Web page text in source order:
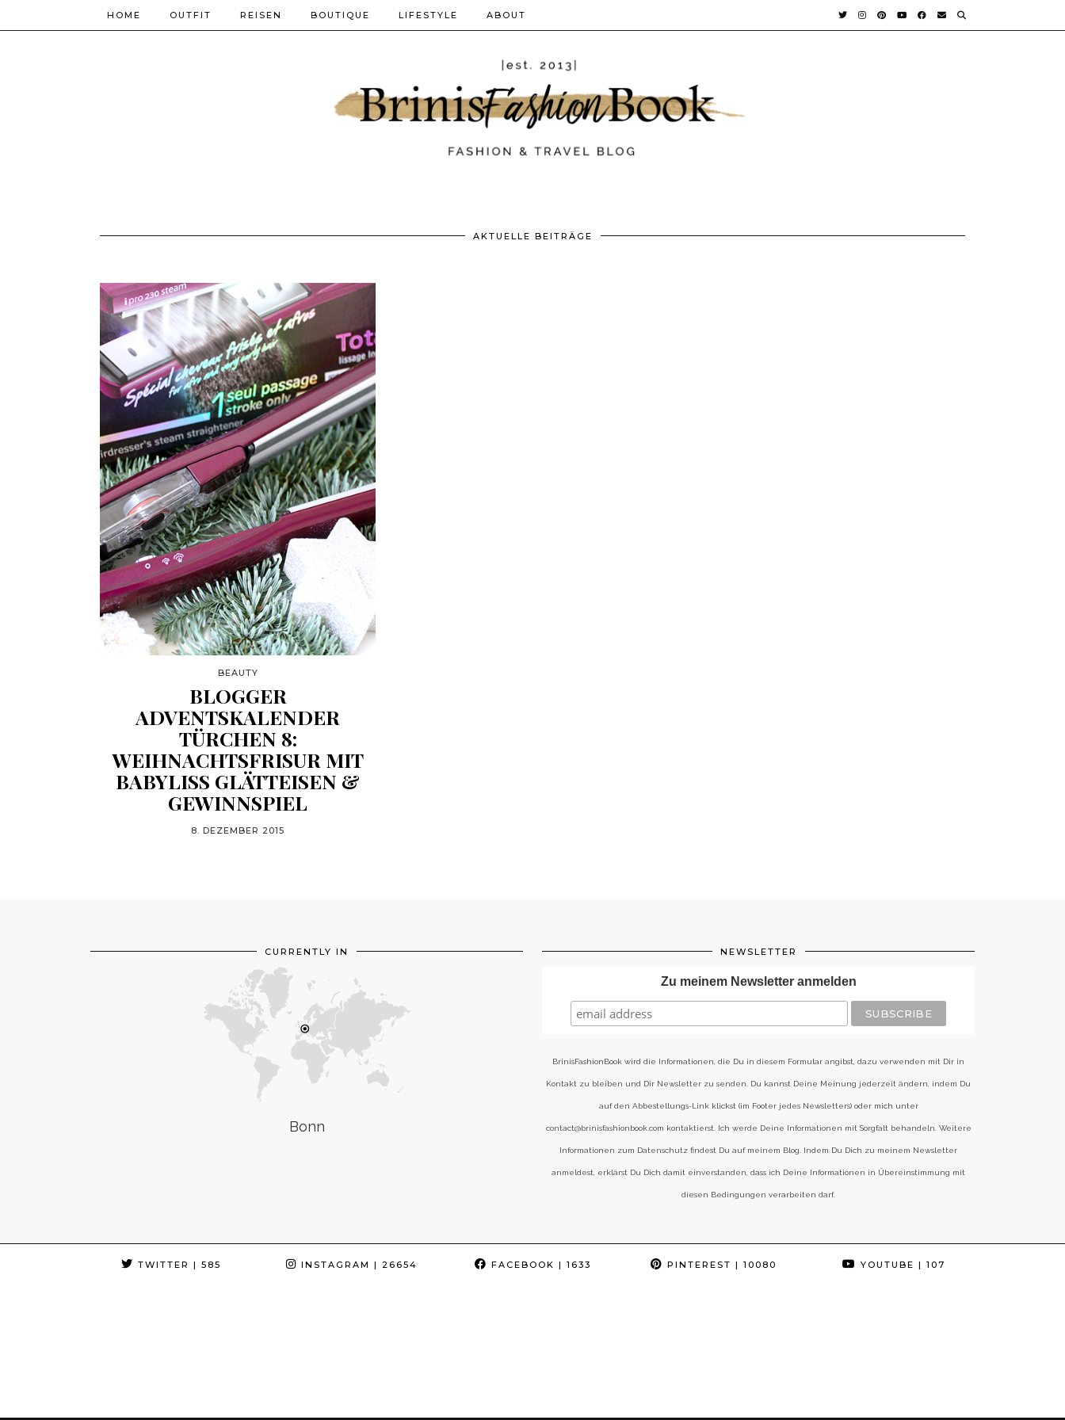
HOME OUTFIT REISEN BOUTIQUE LIFESTYLE ABOUT
AKTUELLE BEITRÄGE
BEAUTY
BLOGGER
ADVENTSKALENDER
TÜRCHEN 8:
WEIHNACHTSFRISUR MIT
BABYLISS GLÄTTEISEN &
GEWINNSPIEL
8. DEZEMBER 2015
CURRENTLY IN
Bonn
NEWSLETTER
Zu meinem Newsletter anmelden
BrinisFashionBook wird die Informationen, die Du in diesem Formular angibst, dazu verwenden mit Dir in
Kontakt zu bleiben und Dir Newsletter zu senden. Du kannst Deine Meinung jederzeit ändern, indem Du
auf den Abbestellungs-Link klickst (im Footer jedes Newsletters) oder mich unter
contact@brinisfashionbook.com kontaktierst. Ich werde Deine Informationen mit Sorgfalt behandeln. Weitere
Informationen zum Datenschutz findest Du auf meinem Blog. Indem Du Dich zu meinem Newsletter
anmeldest, erklärst Du Dich damit einverstanden, dass ich Deine Informationen in Übereinstimmung mit
diesen Bedingungen verarbeiten darf.
TWITTER | 585 INSTAGRAM | 26654 FACEBOOK | 1633 PINTEREST | 10080 YOUTUBE | 107